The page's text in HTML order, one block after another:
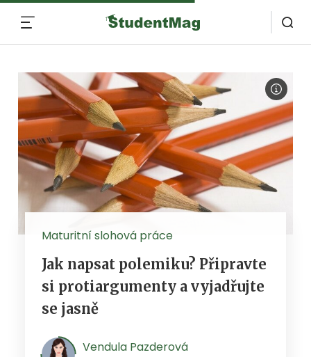
Maturitní slohová práce
Jak napsat polemiku? Připravte
si protiargumenty a vyjadřujte
se jasně
Vendula Pazderová